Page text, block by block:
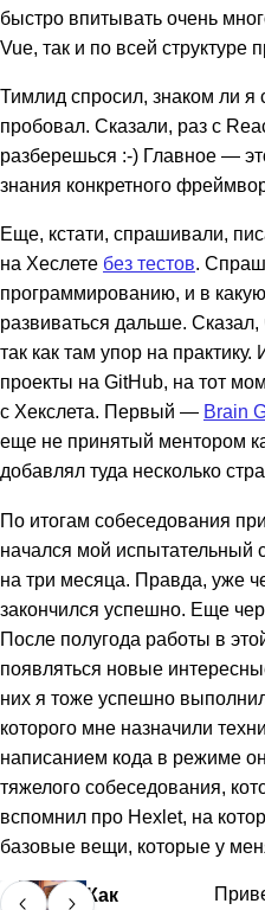
быстро впитывать очень
Vue, так и по всей структуре
Тимлид спросил, знаком ли я
пробовал. Сказали, раз с
разберешься :-) Главное —
знания конкретного
Еще, кстати, спрашивали,
на Хеслете без тестов.
программированию, и в
развиваться дальше.
так как там упор на
проекты на GitHub, на тот
с Хекслета. Первый — Brain
еще не принятый ментором
добавлял туда несколько
По итогам собеседования
начался мой испытательный
на три месяца. Правда, уже
закончился успешно. Еще
После полугода работы в
появляться новые
них я тоже успешно
которого мне назначили
написанием кода в режиме
тяжелого собеседования,
вспомнил про Hexlet, на
базовые вещи, которые у
Как